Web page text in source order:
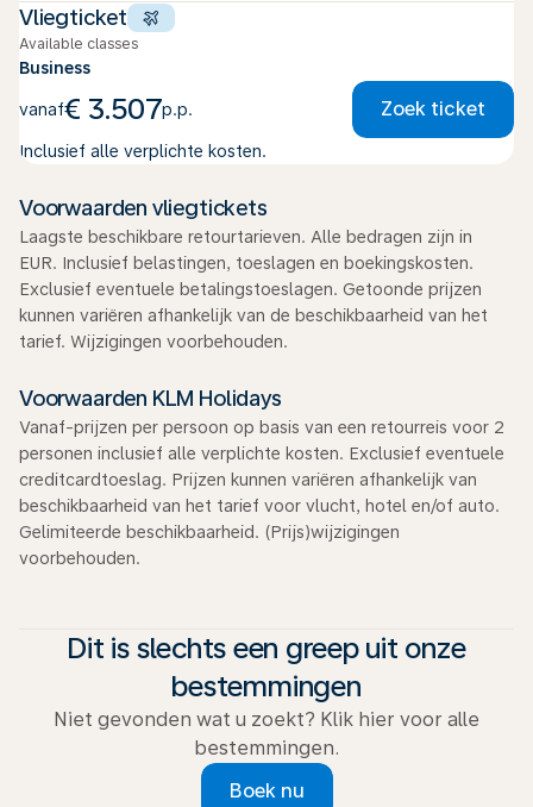
Vliegticket
Available classes
Business
vanaf€ 3.507p.p. Zoek ticket
Inclusief alle verplichte kosten.
Voorwaarden vliegtickets
Laagste beschikbare retourtarieven. Alle bedragen zijn in
EUR. Inclusief belastingen, toeslagen en boekingskosten.
Exclusief eventuele betalingstoeslagen. Getoonde prijzen
kunnen variëren afhankelijk van de beschikbaarheid van het
tarief. Wijzigingen voorbehouden.
Voorwaarden KLM Holidays
Vanaf-prijzen per persoon op basis van een retourreis voor 2
personen inclusief alle verplichte kosten. Exclusief eventuele
creditcardtoeslag. Prijzen kunnen variëren afhankelijk van
beschikbaarheid van het tarief voor vlucht, hotel en/of auto.
Gelimiteerde beschikbaarheid. (Prijs)wijzigingen
voorbehouden.
Dit is slechts een greep uit onze
bestemmingen
Niet gevonden wat u zoekt? Klik hier voor alle
bestemmingen.
Boek nu